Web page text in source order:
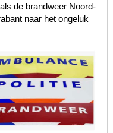
de brandweer Noord-
naar het ongeluk